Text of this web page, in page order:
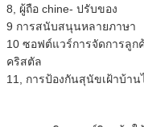
8, ผู้ถือ chine- ปรับของ
9 การสนับสนุนหลายภาษา
10 ซอฟต์แวร์การจัดการลู
คริสตัล
11, การป้องกันสุนัขเฝ้าบ้าน